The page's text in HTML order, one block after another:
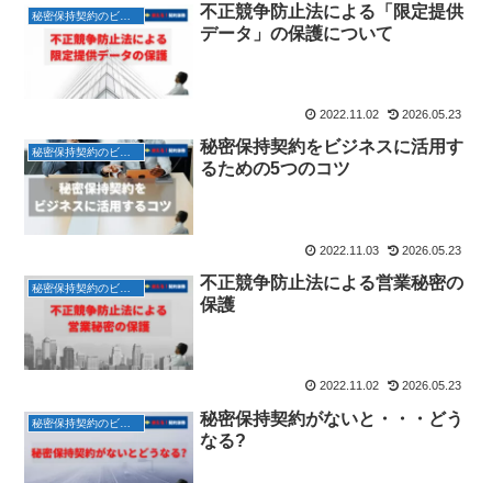
秘密保持契約のビジネス活用ご提案
不正競争防止法による「限定提供
データ」の保護について
2022.11.02 2026.05.23
秘密保持契約のビジネス活用ご提案
秘密保持契約をビジネスに活用す
るための5つのコツ
2022.11.03 2026.05.23
秘密保持契約のビジネス活用ご提案
不正競争防止法による営業秘密の
保護
2022.11.02 2026.05.23
秘密保持契約のビジネス活用ご提案
秘密保持契約がないと・・・どう
なる?